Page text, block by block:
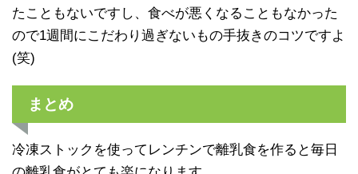
たこともないですし、食べが悪くなることもなかった
ので1週間にこだわり過ぎないもの手抜きのコツですよ
(笑)
まとめ
冷凍ストックを使ってレンチンで離乳食を作ると毎日